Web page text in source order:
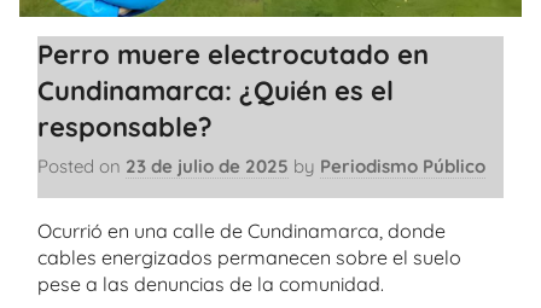
Perro muere electrocutado en
Cundinamarca: ¿Quién es el
responsable?
Posted on 23 de julio de 2025 by Periodismo Público
Ocurrió en una calle de Cundinamarca, donde
cables energizados permanecen sobre el suelo
pese a las denuncias de la comunidad.